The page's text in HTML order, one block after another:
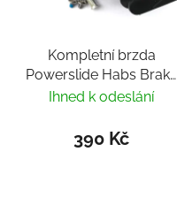
Kompletní brzda
Powerslide Habs Brake
S/M
Ihned k odeslání
390 Kč